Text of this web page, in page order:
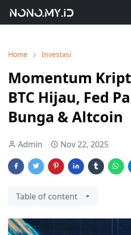
Home Investasi
Momentum
BTC Hijau, Fed
Bunga & Altcoin
Admin Nov 22, 2025
Table of content